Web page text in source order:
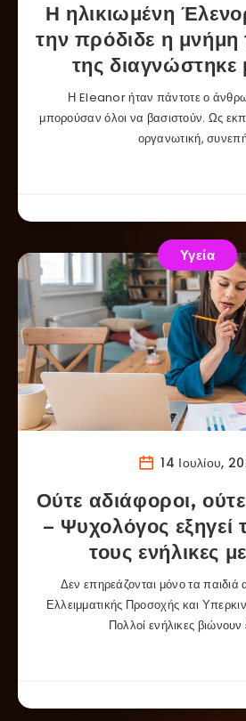
Η ηλικιωμένη
την πρόδιδε η μνήμη
της
Η Eleanor ήταν πάντοτε ο
μπορούσαν όλοι να βασιστούν. Ως
οργανωτική,
Υγεία
14 Ιουλίου,
Ούτε αδιάφοροι,
– Ψυχολόγος εξηγεί
τους ενήλικες
Δεν επηρεάζονται μόνο τα
Ελλειμματικής Προσοχής και
Πολλοί ενήλικες